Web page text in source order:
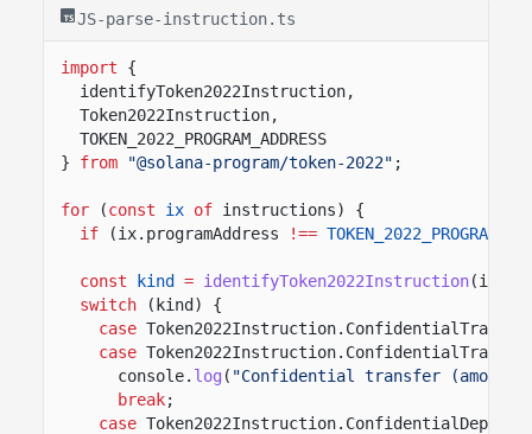
JS-parse-instruction.ts
import
{
identifyToken2022Instruction,
Token2022Instruction,
TOKEN_2022_PROGRAM_ADDRESS
}
from "@solana-program/token-2022" ;
for (const ix of instructions) {
if
(ix.programAddress !==
const kind = identifyToken2022Instruction(ix);
switch
(kind) {
case
case
console. log ( "Confidential transfer (amount
break;
case